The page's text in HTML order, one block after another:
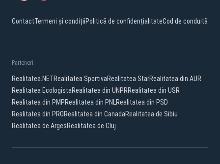
ContactTermeni și condițiiPolitică de confidențialitateCod de conduită
Parteneri:
Realitatea.NETRealitatea SportivaRealitatea StarRealitatea din AUR
Realitatea EcologistaRealitatea din UNPRRealitatea din USR
Realitatea din PMPRealitatea din PNLRealitatea din PSD
Realitatea din PRORealitatea din CanadaRealitatea de Sibiu
Realitatea de ArgesRealitatea de Cluj